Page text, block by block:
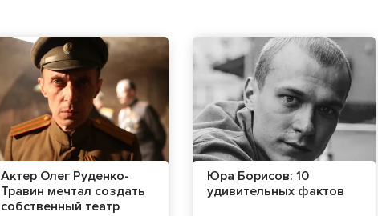
Актер Олег Руденко-
Травин мечтал создать
собственный театр
Юра Борисов: 10
удивительных фактов